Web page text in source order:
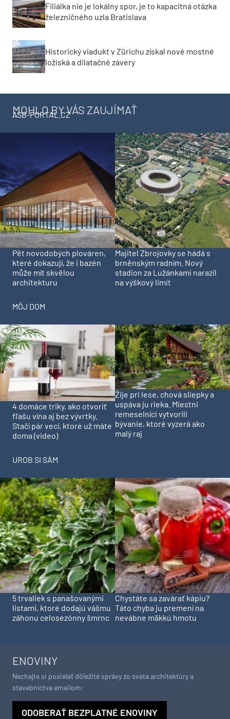
Filiálka nie je lokálny spor, je to kapacitná otázka
železničného uzla Bratislava
Historický viadukt v Zürichu získal nové mostné
ložiská a dilatačné závery
MOHLO BY VÁS ZAUJÍMAŤ
ASB-PORTAL.CZ
Pět novodobých plováren,
které dokazují, že i bazén
může mít skvělou
architekturu
Majitel Zbrojovky se hádá s
brněnským radním. Nový
stadion za Lužánkami narazil
na výškový limit
MÔJ DOM
4 domáce triky, ako otvoriť
fľašu vína aj bez vývrtky.
Stačí pár vecí, ktoré už máte
doma (video)
Žije pri lese, chová sliepky a
uspáva ju rieka. Miestni
remeselníci vytvorili
bývanie, ktoré vyzerá ako
malý raj
UROB SI SÁM
5 trvaliek s panašovanými
listami, ktoré dodajú vášmu
záhonu celosezónny šmrnc
Chystáte sa zavárať kápiu?
Táto chyba ju premení na
nevábne mäkkú hmotu
ENOVINY
Nechajte si posielať dôležité správy zo sveta architektúry a
stavebníctva emailom:
ODOBERAŤ BEZPLATNÉ ENOVINY